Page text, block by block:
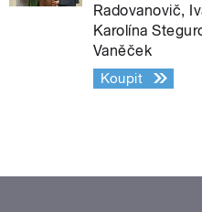
Radovanovič,
Karolína
Vaněček
Koupit